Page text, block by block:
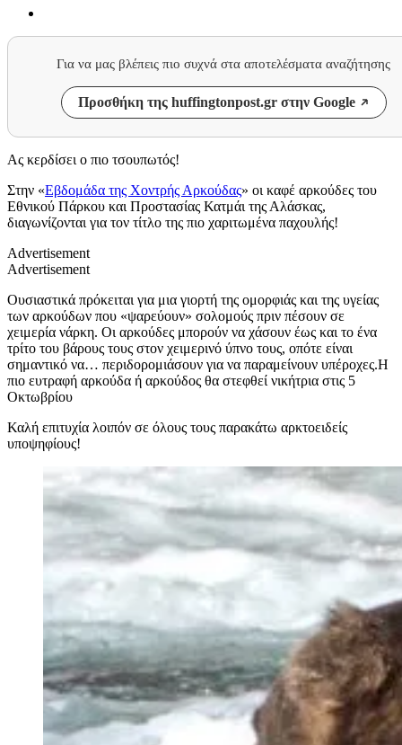
Για να μας βλέπεις πιο συχνά στα αποτελέσματα αναζήτησης
Προσθήκη της huffingtonpost.gr στην Google
Ας κερδίσει ο πιο τσουπωτός!
Στην «Εβδομάδα της Χοντρής Αρκούδας» οι καφέ αρκούδες του
Εθνικού Πάρκου και Προστασίας Κατμάι της Αλάσκας,
διαγωνίζονται για τον τίτλο της πιο χαριτωμένα παχουλής!
Advertisement
Advertisement
Ουσιαστικά πρόκειται για μια γιορτή της ομορφιάς και της υγείας
των αρκούδων που «ψαρεύουν» σολομούς πριν πέσουν σε
χειμερία νάρκη. Οι αρκούδες μπορούν να χάσουν έως και το ένα
τρίτο του βάρους τους στον χειμερινό ύπνο τους, οπότε είναι
σημαντικό να… περιδορομιάσουν για να παραμείνουν υπέροχες.Η
πιο ευτραφή αρκούδα ή αρκούδος θα στεφθεί νικήτρια στις 5
Οκτωβρίου
Καλή επιτυχία λοιπόν σε όλους τους παρακάτω αρκτοειδείς
υποψηφίους!